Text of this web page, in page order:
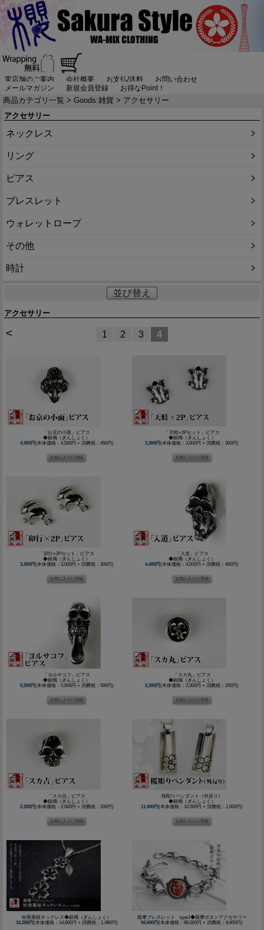
実店舗のご案内 会社概要 お支払/送料
お問い合わせ
メールマガジン
新規会員登録 お得なPoint！
商品カテゴリ一覧 > Goods:雑貨 > アクセサリー
アクセサリー
ネックレス
リング
ピアス
ブレスレット
ウォレットロープ
その他
時計
並び替え
アクセサリー
< 1 2 3 4
「お京の小面」ピアス
◆銀燭（ぎんしょく）
4,950円(本体価格：4,500円 + 消費税：450円)
「天蛙×2Pセット」ピアス
◆銀燭（ぎんしょく）
3,300円(本体価格：3,000円 + 消費税：300円)
「卯行×2Pセット」ピアス
◆銀燭（ぎんしょく）
3,300円(本体価格：3,000円 + 消費税：300円)
「入道」ピアス
◆銀燭（ぎんしょく）
4,400円(本体価格：4,000円 + 消費税：400円)
「ヨルサコフ」ピアス
◆銀燭（ぎんしょく）
5,500円(本体価格：5,000円 + 消費税：500円)
「スカ丸」ピアス
◆銀燭（ぎんしょく）
2,200円(本体価格：2,000円 + 消費税：200円)
「スカ吉」ピアス
◆銀燭（ぎんしょく）
2,200円(本体価格：2,000円 + 消費税：200円)
桜彫りペンダント（外反り）
◆銀燭（ぎんしょく）
11,000円(本体価格：10,000円 + 消費税：1,000円)
枝垂葉桜ネックレス◆銀燭（ぎんしょく）
16,280円(本体価格：14,800円 + 消費税：1,480円)
薩摩ブレスレット type1◆薩摩ボタンアクセサリー
94,600円(本体価格：86,000円 + 消費税：8,600円)